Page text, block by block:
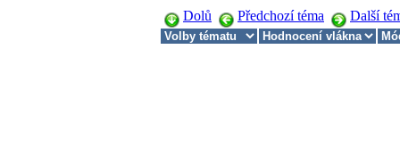
Dolů Předchozí téma Další